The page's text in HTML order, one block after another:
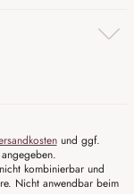
und ggf.
kombinierbar und
Nicht anwendbar beim